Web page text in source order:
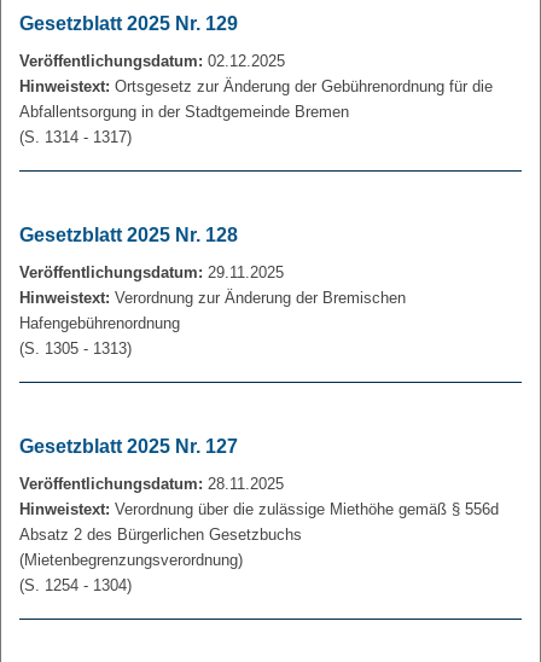
Gesetzblatt 2025 Nr. 129
Veröffentlichungsdatum: 02.12.2025
Hinweistext: Ortsgesetz zur Änderung der Gebührenordnung für die
Abfallentsorgung in der Stadtgemeinde Bremen
(S. 1314 - 1317)
Gesetzblatt 2025 Nr. 128
Veröffentlichungsdatum: 29.11.2025
Hinweistext: Verordnung zur Änderung der Bremischen
Hafengebührenordnung
(S. 1305 - 1313)
Gesetzblatt 2025 Nr. 127
Veröffentlichungsdatum: 28.11.2025
Hinweistext: Verordnung über die zulässige Miethöhe gemäß § 556d
Absatz 2 des Bürgerlichen Gesetzbuchs
(Mietenbegrenzungsverordnung)
(S. 1254 - 1304)